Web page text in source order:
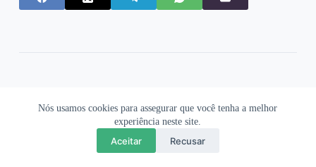
Nós usamos cookies para assegurar que você tenha a melhor
experiência neste site.
Aceitar Recusar
O seu endereço de email não será publicado. Campos obrigatórios